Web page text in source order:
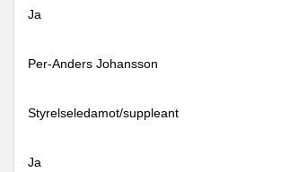
Ja
Per-Anders Johansson
Styrelseledamot/suppleant
Ja